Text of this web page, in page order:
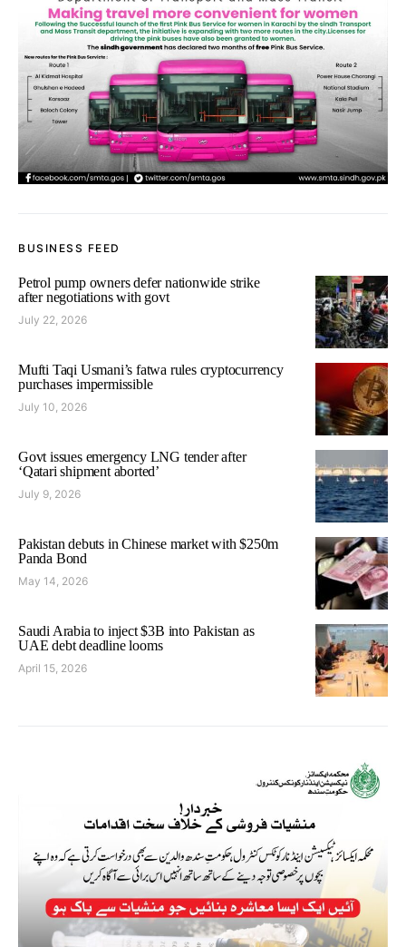
BUSINESS FEED
Petrol pump owners defer nationwide strike
after negotiations with govt
July 22, 2026
Mufti Taqi Usmani’s fatwa rules cryptocurrency
purchases impermissible
July 10, 2026
Govt issues emergency LNG tender after
‘Qatari shipment aborted’
July 9, 2026
Pakistan debuts in Chinese market with $250m
Panda Bond
May 14, 2026
Saudi Arabia to inject $3B into Pakistan as
UAE debt deadline looms
April 15, 2026